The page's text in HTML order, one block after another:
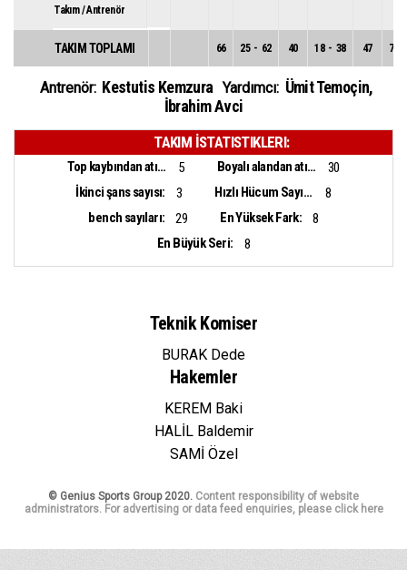
Takım / Antrenör
TAKIM TOPLAMI 66 25 - 62 40 18 - 38 47 7
Antrenör: Kestutis Kemzura Yardımcı: Ümit Temoçin,
İbrahim Avci
TAKIM İSTATISTIKLERI:
Top kaybından atılan sayı: 5 Boyalı alandan atılan sayı:
30
İkinci şans sayısı:
3 Hızlı Hücum Sayısı:
8
bench sayıları:
29 En Yüksek Fark:
8
En Büyük Seri:
8
Teknik Komiser
BURAK Dede
Hakemler
KEREM Baki
HALİL Baldemir
SAMİ Özel
© Genius Sports Group 2020. Content responsibility of website
administrators. For advertising or data feed enquiries, please click here